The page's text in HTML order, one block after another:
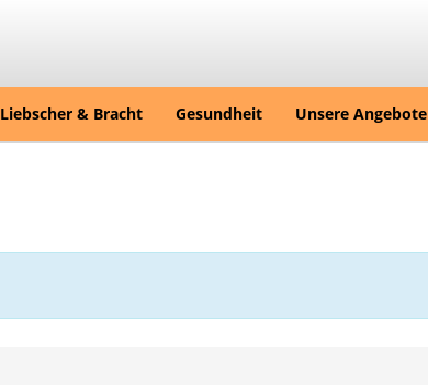
Liebscher & Bracht Gesundheit Unsere Angebote